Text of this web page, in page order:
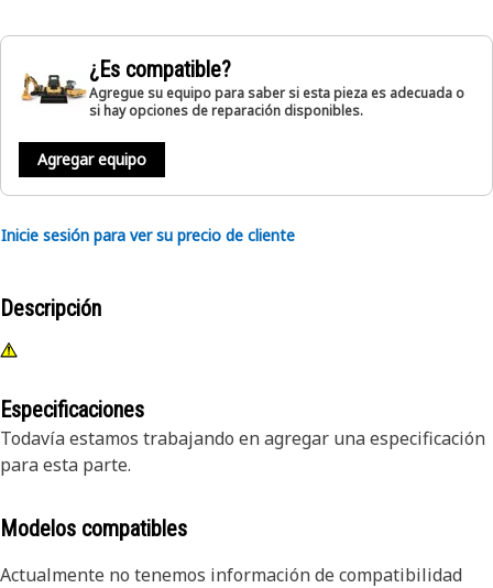
¿Es compatible?
Agregue su equipo para saber si esta pieza es adecuada o
si hay opciones de reparación disponibles.
Agregar equipo
Inicie sesión para ver su precio de cliente
Descripción
Especificaciones
Todavía estamos trabajando en agregar una especificación
para esta parte.
Modelos compatibles
Actualmente no tenemos información de compatibilidad